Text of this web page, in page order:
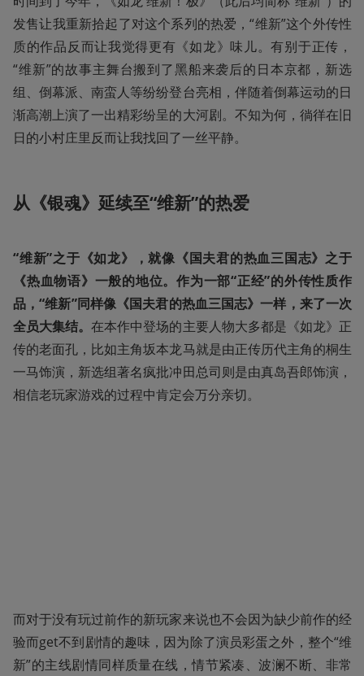
发售让我重新拾起了对这个系列的热爱，“维新”这个外传性
质的作品反而让我觉得更有《如龙》味儿。有别于正传，
“维新”的故事主舞台搬到了黑船来袭后的日本京都，新选
组、倒幕派、南蛮人等纷纷登台亮相，伴随着倒幕运动的日
渐高潮上演了一出精彩纷呈的大河剧。不知为何，徜徉在旧
日的小村庄里反而让我找回了一丝平静。
从《银魂》延续至“维新”的热爱
“维新”之于《如龙》，就像《国夫君的热血三国志》之于
《热血物语》一般的地位。作为一部“正经”的外传性质作
品，“维新”同样像《国夫君的热血三国志》一样，来了一次
全员大集结。在本作中登场的主要人物大多都是《如龙》正
传的老面孔，比如主角坂本龙马就是由正传历代主角的桐生
一马饰演，新选组著名疯批冲田总司则是由真岛吾郎饰演，
相信老玩家游戏的过程中肯定会万分亲切。
而对于没有玩过前作的新玩家来说也不会因为缺少前作的经
验而get不到剧情的趣味，因为除了演员彩蛋之外，整个“维
新”的主线剧情同样质量在线，情节紧凑、波澜不断、非常